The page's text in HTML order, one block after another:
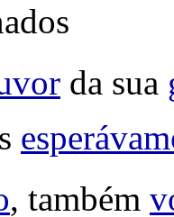
da sua
, também